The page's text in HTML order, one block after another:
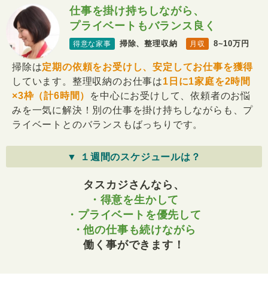
仕事を掛け持ちしながら、
プライベートもバランス良く
得意な家事 掃除、整理収納 月収 8~10万円
掃除は定期の依頼をお受けし、安定してお仕事を獲得
しています。整理収納のお仕事は1日に1家庭を2時間
×3枠（計6時間）
を中心にお受けして、依頼者のお悩
みを一気に解決！別の仕事を掛け持ちしながらも、プ
ライベートとのバランスもばっちりです。
▼ １週間のスケジュールは？
タスカジさんなら、
・得意を生かして
・プライベートを優先して
・他の仕事も続けながら
働く事ができます！